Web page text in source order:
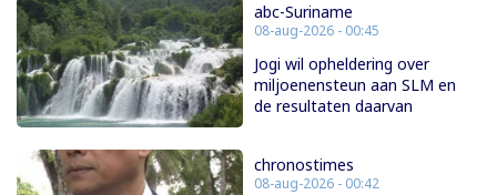
abc-Suriname
08-aug-2026 - 00:45
Jogi wil opheldering over
miljoenensteun aan SLM en
de resultaten daarvan
chronostimes
08-aug-2026 - 00:42